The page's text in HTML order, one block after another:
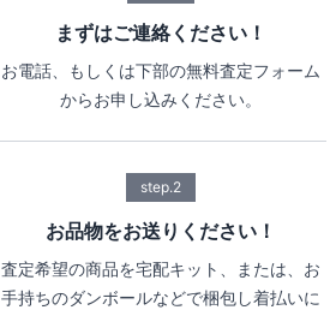
まずはご連絡ください！
お電話、もしくは下部の無料査定フォーム
からお申し込みください。
step.2
お品物をお送りください！
査定希望の商品を宅配キット、または、お
手持ちのダンボールなどで梱包し着払いに